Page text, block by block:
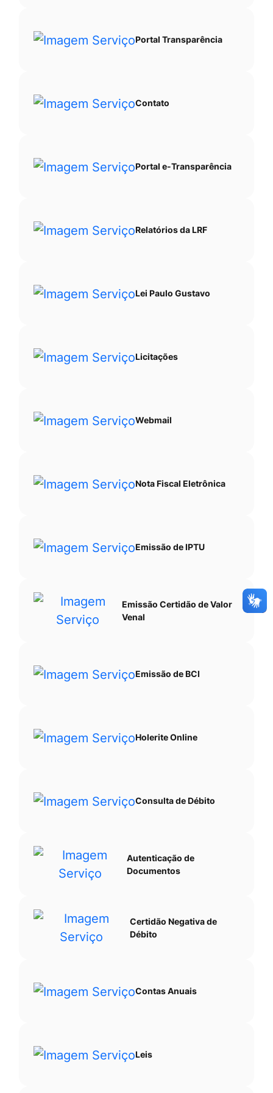
Portal Transparência
Contato
Portal e-Transparência
Relatórios da LRF
Lei Paulo Gustavo
Licitações
Webmail
Nota Fiscal Eletrônica
Emissão de IPTU
Emissão Certidão de Valor
Venal
Emissão de BCI
Holerite Online
Consulta de Débito
Autenticação de
Documentos
Certidão Negativa de
Débito
Contas Anuais
Leis